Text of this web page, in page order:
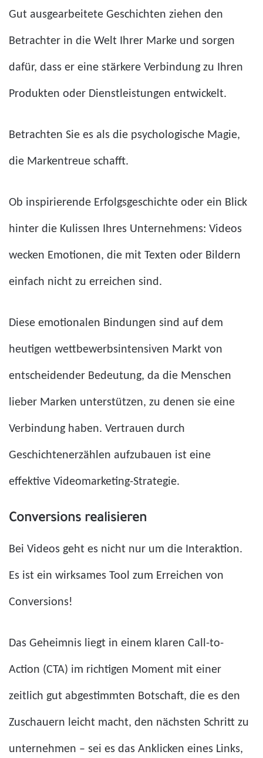
Gut ausgearbeitete Geschichten ziehen den
Betrachter in die Welt Ihrer Marke und sorgen
dafür, dass er eine stärkere Verbindung zu Ihren
Produkten oder Dienstleistungen entwickelt.
Betrachten Sie es als die psychologische Magie,
die Markentreue schafft.
Ob inspirierende Erfolgsgeschichte oder ein Blick
hinter die Kulissen Ihres Unternehmens: Videos
wecken Emotionen, die mit Texten oder Bildern
einfach nicht zu erreichen sind.
Diese emotionalen Bindungen sind auf dem
heutigen wettbewerbsintensiven Markt von
entscheidender Bedeutung, da die Menschen
lieber Marken unterstützen, zu denen sie eine
Verbindung haben. Vertrauen durch
Geschichtenerzählen aufzubauen ist eine
effektive Videomarketing-Strategie.
Conversions realisieren
Bei Videos geht es nicht nur um die Interaktion.
Es ist ein wirksames Tool zum Erreichen von
Conversions!
Das Geheimnis liegt in einem klaren Call-to-
Action (CTA) im richtigen Moment mit einer
zeitlich gut abgestimmten Botschaft, die es den
Zuschauern leicht macht, den nächsten Schritt zu
unternehmen – sei es das Anklicken eines Links,